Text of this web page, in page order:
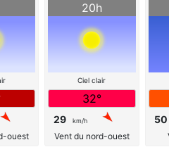
ouest
20h
Ciel clair
32°
29 km/h
Vent du nord-ouest
50